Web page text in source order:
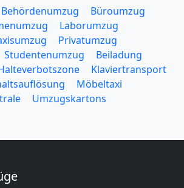
Behördenumzug
Büroumzug
Laborumzug
Privatumzug
Studentenumzug
Beiladung
Klaviertransport
Möbeltaxi
Umzugskartons